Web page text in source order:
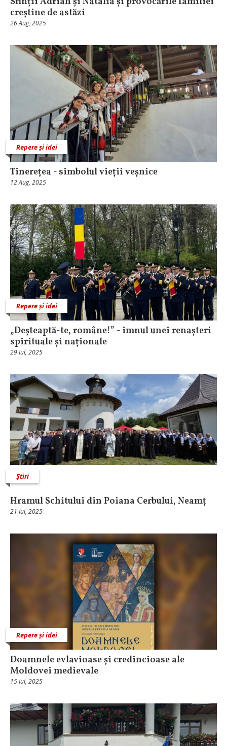
creștine de astăzi
26 Aug, 2025
Repere și idei
Tinerețea - simbolul vieții veșnice
12 Aug, 2025
Repere și idei
„Deșteaptă-te, române!” - imnul unei renașteri
spirituale și naționale
29 Iul, 2025
Știri
Hramul Schitului din Poiana Cerbului, Neamț
21 Iul, 2025
Repere și idei
Doamnele evlavioase și credincioase ale
Moldovei medievale
15 Iul, 2025